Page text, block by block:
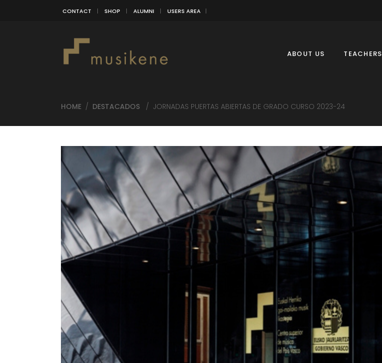
CONTACT SHOP ALUMNI USERS AREA
ABOUT US TEACHERS
HOME / DESTACADOS / JORNADAS PUERTAS ABIERTAS DE GRADO CURSO 2023-24